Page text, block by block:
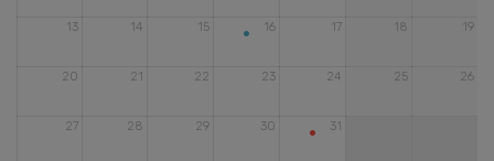
13 14 15 16
• 17 18 19
20 21 22 23 24 25 26
27 28 29 30 31
•